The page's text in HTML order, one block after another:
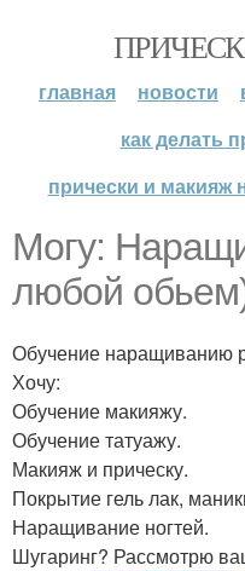
главная новости
как делать
прически и макияж
Могу:
любой
Обучение наращиванию
Хочу:
Обучение макияжу.
Обучение татуажу.
Макияж и прическу.
Покрытие гель лак,
Наращивание ногтей.
Шугаринг? Рассмотрю